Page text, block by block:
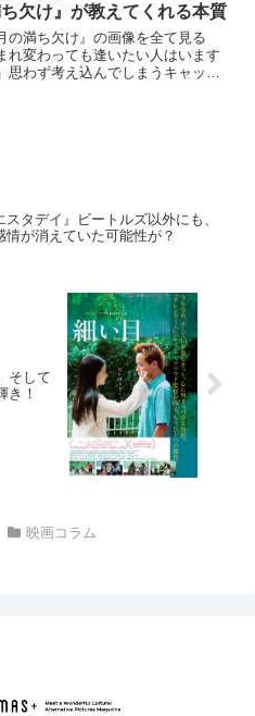
欠け』が教えてくれる本質
の満ち欠け』の画像を全て見る
れ変わっても逢いたい人はいます
思わず考え込んでしまうキャッチ
スタデイ』ビートルズ以外にも、
情が消えていた可能性が？
そして
き！
映画コラム